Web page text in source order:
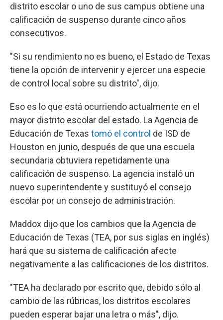
distrito escolar o uno de sus campus obtiene una
calificación de suspenso durante cinco años
consecutivos.
"Si su rendimiento no es bueno, el Estado de Texas
tiene la opción de intervenir y ejercer una especie
de control local sobre su distrito", dijo.
Eso es lo que está ocurriendo actualmente en el
mayor distrito escolar del estado. La Agencia de
Educación de Texas tomó el control de ISD de
Houston en junio, después de que una escuela
secundaria obtuviera repetidamente una
calificación de suspenso. La agencia instaló un
nuevo superintendente y sustituyó el consejo
escolar por un consejo de administración.
Maddox dijo que los cambios que la Agencia de
Educación de Texas (TEA, por sus siglas en inglés)
hará que su sistema de calificación afecte
negativamente a las calificaciones de los distritos.
"TEA ha declarado por escrito que, debido sólo al
cambio de las rúbricas, los distritos escolares
pueden esperar bajar una letra o más", dijo.